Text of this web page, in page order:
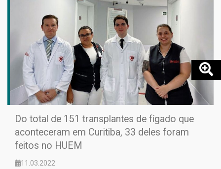
Do total de 151 transplantes de fígado que
aconteceram em Curitiba, 33 deles foram
feitos no HUEM
11.03.2022